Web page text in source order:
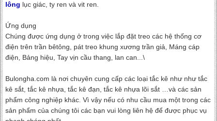
lông lục giác, ty ren và vit ren.
Ứng dụng
Chúng được ứng dụng ở trong việc lắp đặt treo các hệ thống cơ
điện trên trần bêtông, pát treo khung xương trần giả, Máng cáp
điện, Bảng hiệu, Tay vịn cầu thang, lan can...\
Bulongha.com là nơi chuyên cung cấp các loại tắc kê như như tắc
kê sắt, tắc kê nhựa, tắc kê đạn, tắc kê nhựa lõi sắt …và các sản
phẩm công nghiệp khác. Vì vậy nếu có nhu cầu mua một trong các
sản phẩm của chúng tôi các bạn vui lòng liên hệ để được phục vụ